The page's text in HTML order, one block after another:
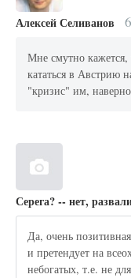
Алексей Селиванов
Мне смутно
кататься в Австрию
"кризис" им,
Серега? -- нет,
Да, очень
и претендует на
небогатых, т.е. не